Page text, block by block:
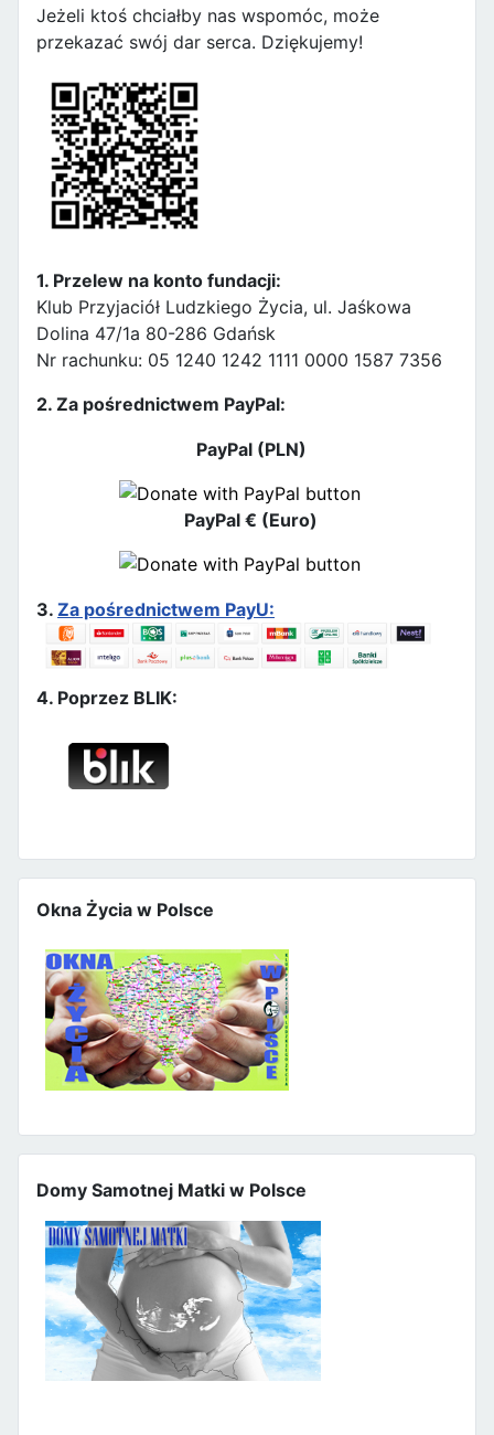
Jeżeli ktoś chciałby nas wspomóc, może
przekazać swój dar serca. Dziękujemy!
1. Przelew na konto fundacji:
Klub Przyjaciół Ludzkiego Życia, ul. Jaśkowa
Dolina 47/1a 80-286 Gdańsk
Nr rachunku: 05 1240 1242 1111 0000 1587 7356
2. Za pośrednictwem PayPal:
PayPal (PLN)
PayPal € (Euro)
3. Za pośrednictwem PayU:
4. Poprzez BLIK:
Okna Życia w Polsce
Domy Samotnej Matki w Polsce